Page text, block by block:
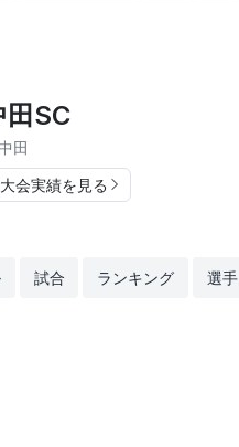
田SC
田
会実績を見る
試合 ランキング 選